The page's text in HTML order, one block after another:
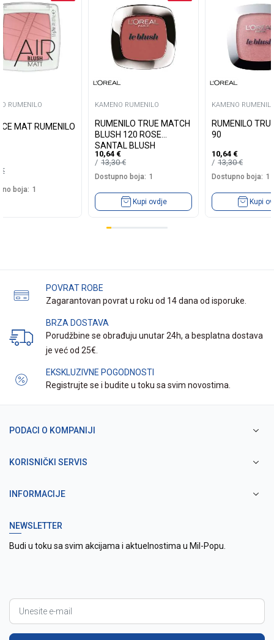
RUMENILO
MAT RUMENILO
€
boja: 1
KAMENO RUMENILO
RUMENILO TRUE MATCH
BLUSH 120 ROSE
SANTAL BLUSH
10,64 €
13,30€
Dostupno boja: 1
Kupi ovdje
KAMENO
RUMENILO
90
10,64 €
13,30€
Dostupno boja: 1
Kupi
POVRAT ROBE
Zagarantovan povrat u roku od 14 dana od isporuke.
BRZA DOSTAVA
Porudžbine se obrađuju unutar 24h, a besplatna dostava
je već od 25€.
EKSKLUZIVNE POGODNOSTI
Registrujte se i budite u toku sa svim novostima.
PODACI O KOMPANIJI
KORISNIČKI SERVIS
INFORMACIJE
NEWSLETTER
Budi u toku sa svim akcijama i aktuelnostima u Mil-Popu.